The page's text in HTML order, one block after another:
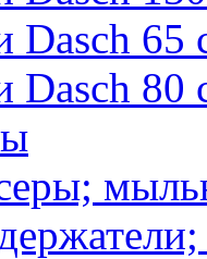
Dasch 65
Dasch 80